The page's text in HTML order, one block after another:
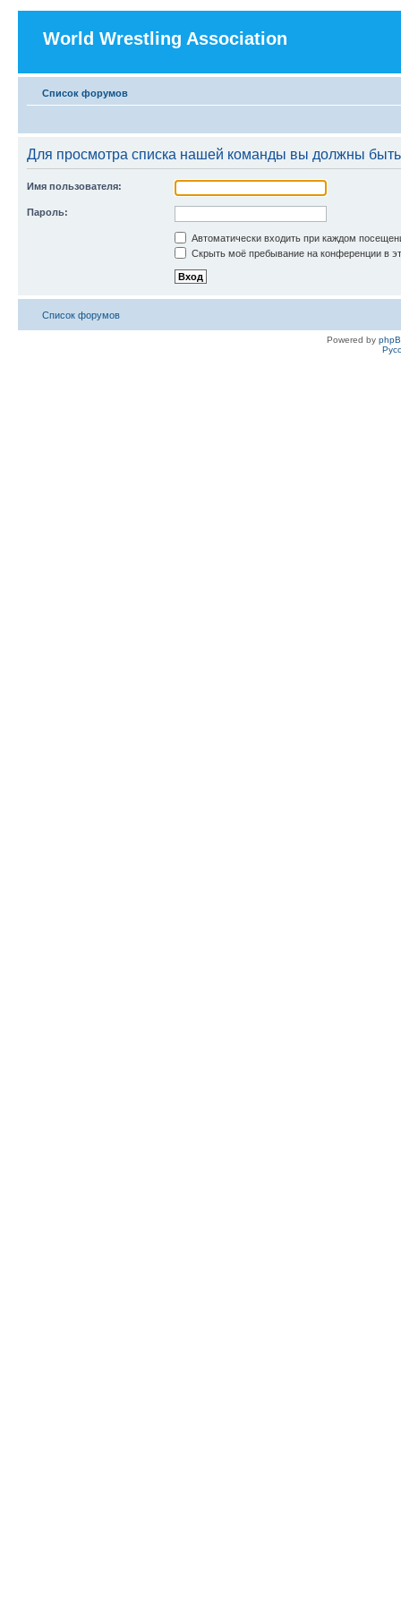
World Wrestling Association
Список форумов
Для просмотра списка нашей команды вы должны
Имя пользователя:
Пароль:
Автоматически входить при каждом
Скрыть моё пребывание на конференции в
Список форумов
Powered by